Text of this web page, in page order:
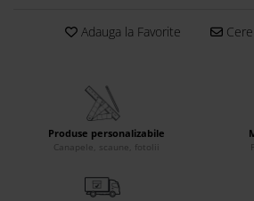
Banchete Dormitor
Fotolii si Demifotolii
Paturi Tapitate
Adauga la Favorite Cere
Produse personalizabile
Canapele, scaune, fotolii